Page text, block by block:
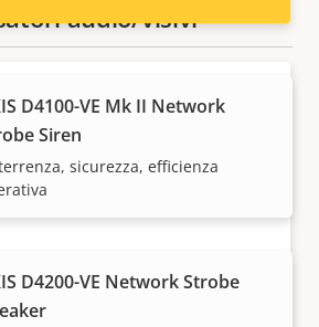
audio/visivi
D4100-VE Mk II Network
Siren
sicurezza, efficienza
D4200-VE Network Strobe
un distributore, un